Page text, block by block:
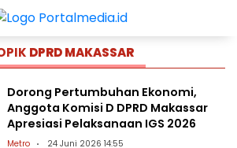
DPRD MAKASSAR
Dorong Pertumbuhan Ekonomi,
Anggota Komisi D DPRD Makassar
Apresiasi Pelaksanaan IGS 2026
Metro 24 Juni 2026 14:55